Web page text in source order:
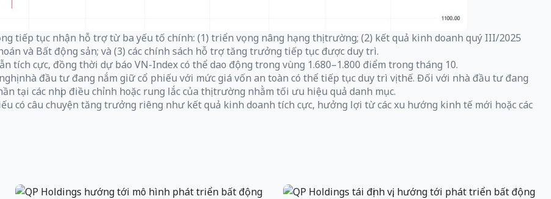
tiếp tục nhận hỗ trợ từ ba yếu tố chính: (1) triển vọng nâng hạng thị trường; (2) kết quả kinh doanh quý III/2025
và Bất động sản; và (3) các chính sách hỗ trợ tăng trưởng tiếp tục được duy trì.
tích cực, đồng thời dự báo VN-Index có thể dao động trong vùng 1.680–1.800 điểm trong tháng 10.
nhà đầu tư đang nắm giữ cổ phiếu với mức giá vốn an toàn có thể tiếp tục duy trì vị thế. Đối với nhà đầu tư đang
tại các nhịp điều chỉnh hoặc rung lắc của thị trường nhằm tối ưu hiệu quả danh mục.
có câu chuyện tăng trưởng riêng như kết quả kinh doanh tích cực, hưởng lợi từ các xu hướng kinh tế mới hoặc các